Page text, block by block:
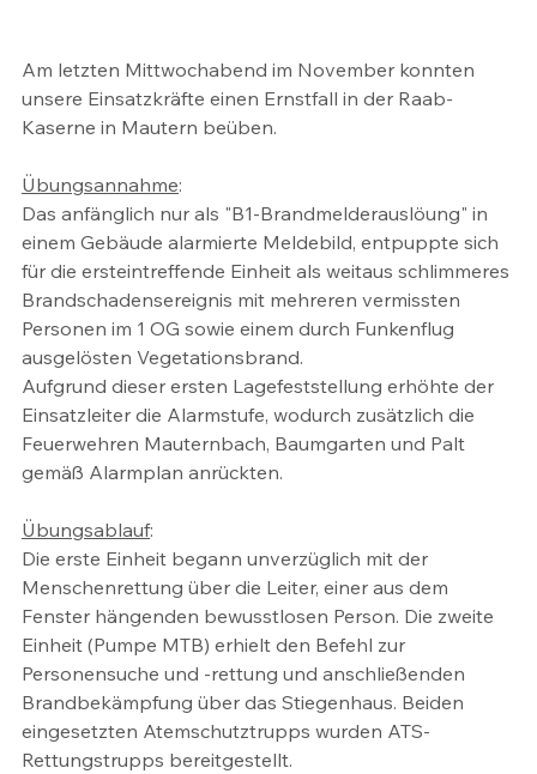
Am letzten Mittwochabend im November konnten
unsere Einsatzkräfte einen Ernstfall in der Raab-
Kaserne in Mautern beüben.
Übungsannahme:
Das anfänglich nur als "B1-Brandmelderauslöung" in
einem Gebäude alarmierte Meldebild, entpuppte sich
für die ersteintreffende Einheit als weitaus schlimmeres
Brandschadensereignis mit mehreren vermissten
Personen im 1 OG sowie einem durch Funkenflug
ausgelösten Vegetationsbrand.
Aufgrund dieser ersten Lagefeststellung erhöhte der
Einsatzleiter die Alarmstufe, wodurch zusätzlich die
Feuerwehren Mauternbach, Baumgarten und Palt
gemäß Alarmplan anrückten.
Übungsablauf:
Die erste Einheit begann unverzüglich mit der
Menschenrettung über die Leiter, einer aus dem
Fenster hängenden bewusstlosen Person. Die zweite
Einheit (Pumpe MTB) erhielt den Befehl zur
Personensuche und -rettung und anschließenden
Brandbekämpfung über das Stiegenhaus. Beiden
eingesetzten Atemschutztrupps wurden ATS-
Rettungstrupps bereitgestellt.